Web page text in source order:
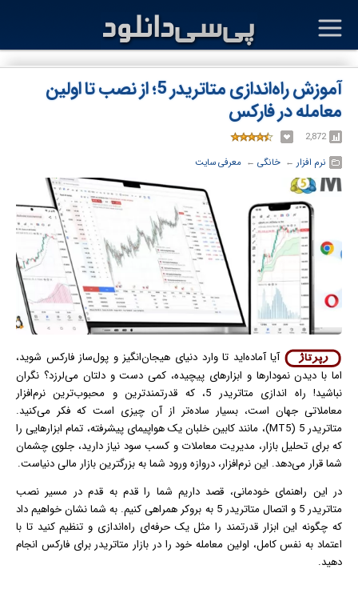
آموزش راه‌اندازی متاتریدر 5؛ از نصب تا اولین
معامله در فارکس
2,872
نرم افزار ← ‏ خانگی ← ‏ معرفی سایت
آیا آماده‌اید تا وارد دنیای هیجان‌انگیز و پول‌ساز فارکس شوید،
اما با دیدن نمودارها و ابزارهای پیچیده، کمی دست و دلتان می‌لرزد؟ نگران
نباشید! راه‌ اندازی متاتریدر 5، که قدرتمندترین و محبوب‌ترین نرم‌افزار
معاملاتی جهان است، بسیار ساده‌تر از آن چیزی است که فکر می‌کنید.
متاتریدر 5 (MT5)، مانند کابین خلبان یک هواپیمای پیشرفته، تمام ابزارهایی را
که برای تحلیل بازار، مدیریت معاملات و کسب سود نیاز دارید، جلوی چشمان
شما قرار می‌دهد. این نرم‌افزار، دروازه ورود شما به بزرگترین بازار مالی دنیاست.
در این راهنمای خودمانی، قصد داریم شما را قدم به قدم در مسیر نصب
متاتریدر 5 و اتصال متاتریدر 5 به بروکر همراهی کنیم. به شما نشان خواهیم داد
که چگونه این ابزار قدرتمند را مثل یک حرفه‌ای راه‌اندازی و تنظیم کنید تا با
اعتماد به نفس کامل، اولین معامله خود را در بازار متاتریدر برای فارکس انجام
دهید.